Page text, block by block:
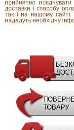
прийнятно поєднувати
доставки і способу
так і на нашому
нададуть необхідну
ТОВАРУ